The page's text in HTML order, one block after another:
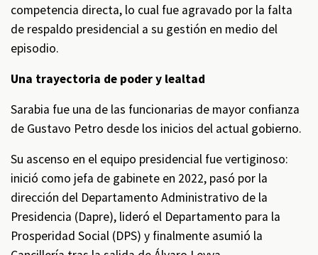
competencia directa, lo cual fue agravado por la falta
de respaldo presidencial a su gestión en medio del
episodio.
Una trayectoria de poder y lealtad
Sarabia fue una de las funcionarias de mayor confianza
de Gustavo Petro desde los inicios del actual gobierno.
Su ascenso en el equipo presidencial fue vertiginoso:
inició como jefa de gabinete en 2022, pasó por la
dirección del Departamento Administrativo de la
Presidencia (Dapre), lideró el Departamento para la
Prosperidad Social (DPS) y finalmente asumió la